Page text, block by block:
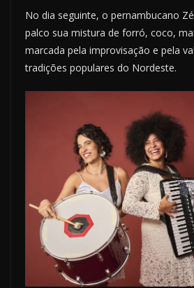
No dia seguinte, o pernambucano
palco sua mistura de forró, coco,
marcada pela improvisação e pela
tradições populares do Nordeste.